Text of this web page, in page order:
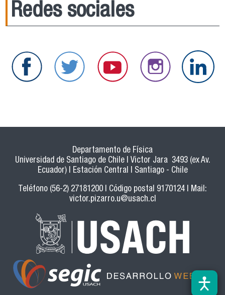
Redes sociales
Departamento de Física
Universidad de Santiago de Chile | Victor Jara 3493 (ex Av.
Ecuador) | Estación Central | Santiago - Chile
Teléfono (56-2) 27181200 | Código postal 9170124 | Mail:
victor.pizarro.u@usach.cl